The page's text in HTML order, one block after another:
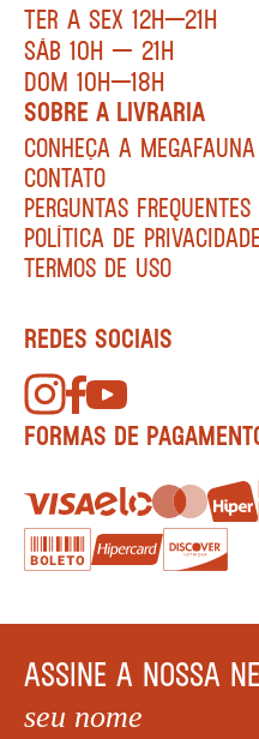
TER A SEX 12H—21H
SÁB 10H — 21H
DOM 10H—18H
SOBRE A LIVRARIA
CONHEÇA A MEGAFAUNA
CONTATO
PERGUNTAS FREQUENTES
POLÍTICA DE PRIVACIDADE
TERMOS DE USO
REDES SOCIAIS
FORMAS DE
ASSINE A NOSSA